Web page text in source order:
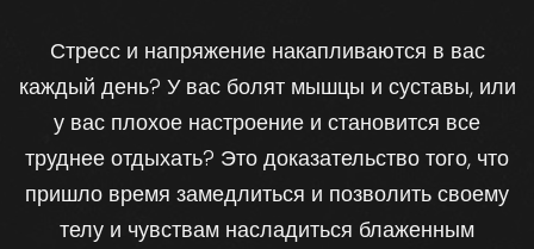
Стресс и напряжение накапливаются в вас
каждый день? У вас болят мышцы и суставы, или
у вас плохое настроение и становится все
труднее отдыхать? Это доказательство того, что
пришло время замедлиться и позволить своему
телу и чувствам насладиться блаженным